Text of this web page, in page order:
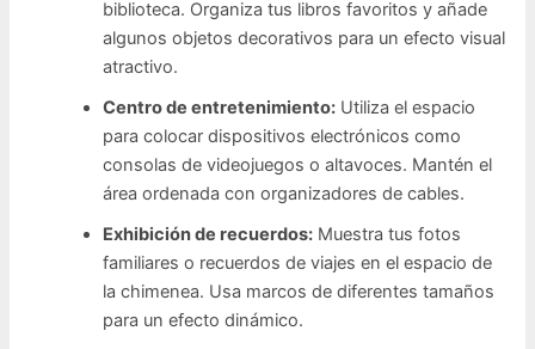
biblioteca. Organiza tus libros favoritos y añade
algunos objetos decorativos para un efecto visual
atractivo.
Centro de entretenimiento: Utiliza el espacio
para colocar dispositivos electrónicos como
consolas de videojuegos o altavoces. Mantén el
área ordenada con organizadores de cables.
Exhibición de recuerdos: Muestra tus fotos
familiares o recuerdos de viajes en el espacio de
la chimenea. Usa marcos de diferentes tamaños
para un efecto dinámico.